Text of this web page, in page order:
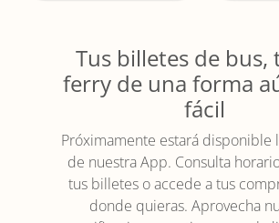
Tus billetes de bus,
ferry de una forma
fácil
Próximamente estará disponible
de nuestra App. Consulta
tus billetes o accede a tus
donde quieras. Aprovecha